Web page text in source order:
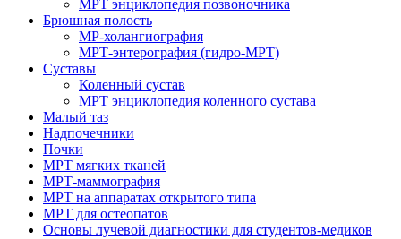
МРТ энциклопедия позвоночника
Брюшная полость
МР-холангиография
МРТ-энтерография (гидро-МРТ)
Суставы
Коленный сустав
МРТ энциклопедия коленного сустава
Малый таз
Надпочечники
Почки
МРТ мягких тканей
МРТ-маммография
МРТ на аппаратах открытого типа
МРТ для остеопатов
Основы лучевой диагностики для студентов-медиков